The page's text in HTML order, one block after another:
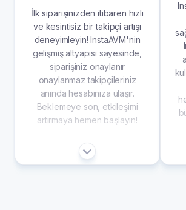
İlk siparişinizden itibaren hızlı
ve kesintisiz bir takipçi artışı
deneyimleyin! InstaAVM'nin
gelişmiş altyapısı sayesinde,
siparişiniz onaylanır
onaylanmaz takipçileriniz
anında hesabınıza ulaşır.
Beklemeye son, etkileşimi
artırmaya hemen başlayın!